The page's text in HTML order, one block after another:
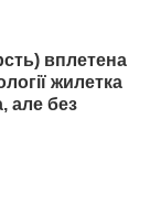
вплетена
жилетка
але без